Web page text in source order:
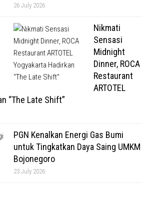
26 July 2026
Nikmati
Sensasi
Midnight
Dinner, ROCA
Restaurant
ARTOTEL
“The Late Shift”
PGN Kenalkan Energi Gas Bumi
untuk Tingkatkan Daya Saing UMKM
Bojonegoro
23 July 2026